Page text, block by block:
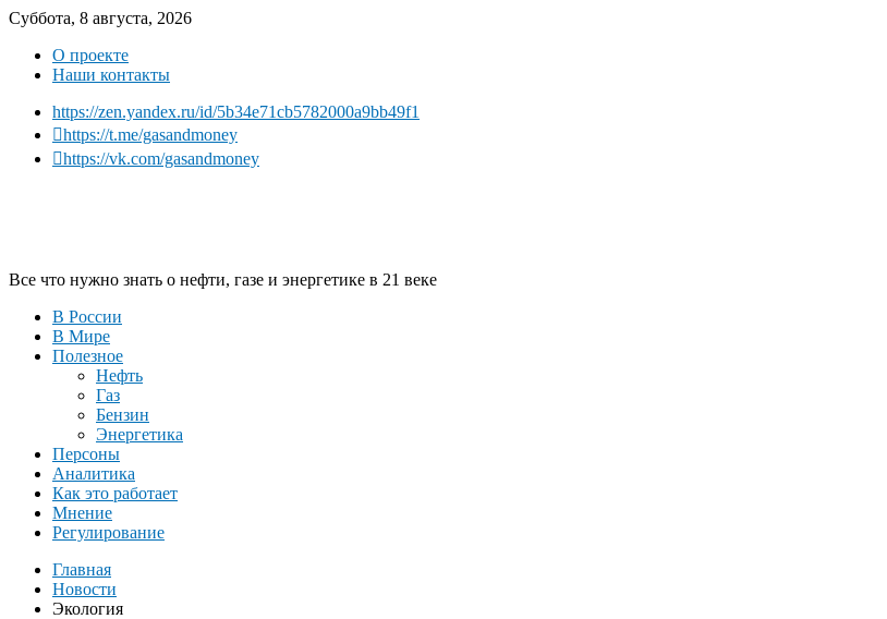
Суббота, 8 августа, 2026
О проекте
Наши контакты
https://zen.yandex.ru/id/5b34e71cb5782000a9bb49f1
https://t.me/gasandmoney
https://vk.com/gasandmoney
Все что нужно знать о нефти, газе и энергетике в 21 веке
В России
В Мире
Полезное
Нефть
Газ
Бензин
Энергетика
Персоны
Аналитика
Как это работает
Мнение
Регулирование
Главная
Новости
Экология